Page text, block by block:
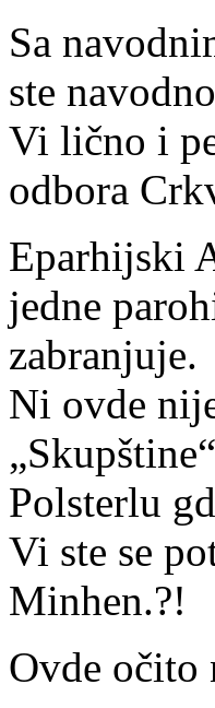
Sa
ste
Vi lično i
odbora
Eparhijski
jedne
zabranjuje.
Ni ovde
Polsterlu
Vi ste se
Minhen.?!
Ovde očito